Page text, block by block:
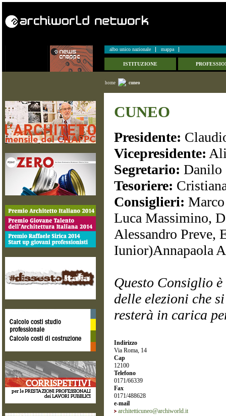
albo unico nazionale mappa
ISTITUZIONE
home cuneo
CUNEO
Presidente:
Vicepresidente:
Segretario: Danilo
Tesoriere:
Consiglieri:
Luca Massimino,
Alessandro Preve,
Iunior)Annapaola
Questo Consiglio
delle elezioni che
resterà in carica
Indirizzo
Via Roma, 14
Cap
12100
Telefono
0171/66339
Fax
0171/488628
e-mail
architetticuneo@archiworld.it